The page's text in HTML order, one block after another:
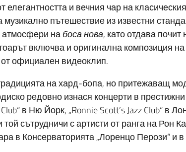
елегантността и вечния чар на
музикално пътешествие из известни
атмосфери набоса нова, като отдава
включва и оригинална композиция
официален видеоклип.
на хард-бопа, но притежаващ
редовно изнася концерти в
в Ню Йорк, „Ronnie Scott’s Jazz Club“ в
той сътрудничи с артисти от ранга на Рон
в Консерваторията „Лоренцо Перози“ и в